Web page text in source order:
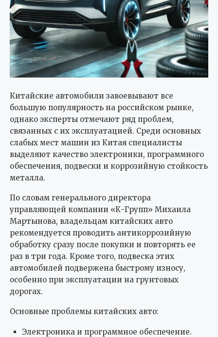
Китайские автомобили завоевывают все
большую популярность на российском рынке,
однако эксперты отмечают ряд проблем,
связанных с их эксплуатацией. Среди основных
слабых мест машин из Китая специалисты
выделяют качество электроники, программного
обеспечения, подвески и коррозийную стойкость
металла.
По словам генерального директора
управляющей компании «К-Групп» Михаила
Мартынова, владельцам китайских авто
рекомендуется проводить антикоррозийную
обработку сразу после покупки и повторять ее
раз в три года. Кроме того, подвеска этих
автомобилей подвержена быстрому износу,
особенно при эксплуатации на грунтовых
дорогах.
Основные проблемы китайских авто:
Электроника и программное обеспечение.